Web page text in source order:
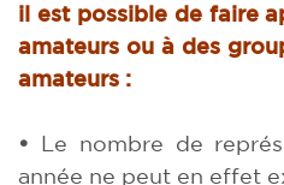
il est possible de faire
amateurs ou à des
amateurs :
• Le nombre de
année ne peut en effet